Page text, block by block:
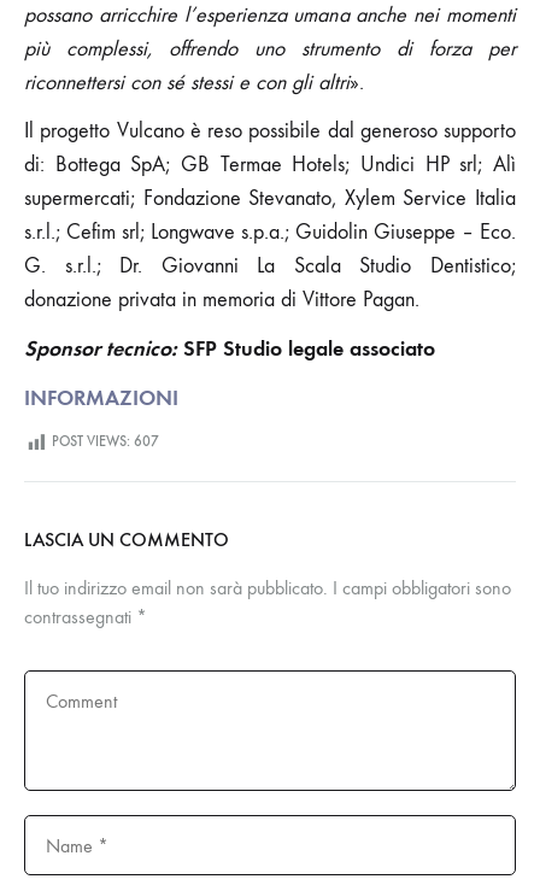
possano arricchire l’esperienza umana anche nei momenti
più complessi, offrendo uno strumento di forza per
riconnettersi con sé stessi e con gli altri».
Il progetto Vulcano è reso possibile dal generoso supporto
di: Bottega SpA; GB Termae Hotels; Undici HP srl; Alì
supermercati; Fondazione Stevanato, Xylem Service Italia
s.r.l.; Cefim srl; Longwave s.p.a.; Guidolin Giuseppe – Eco.
G. s.r.l.; Dr. Giovanni La Scala Studio Dentistico;
donazione privata in memoria di Vittore Pagan.
Sponsor tecnico:SFP Studio legale associato
INFORMAZIONI
POST VIEWS: 607
LASCIA UN COMMENTO
Il tuo indirizzo email non sarà pubblicato. I campi obbligatori sono
contrassegnati *